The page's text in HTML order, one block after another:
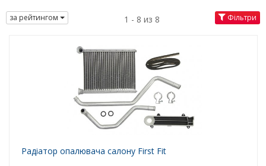
за рейтингом 1 - 8 из 8 Фільтри
Радіатор опалювача салону First Fit